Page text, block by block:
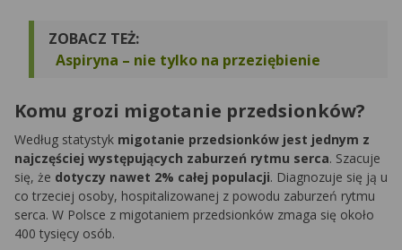
ZOBACZ TEŻ:
Aspiryna – nie tylko na przeziębienie
Komu grozi migotanie przedsionków?
Według statystyk migotanie przedsionków jest jednym z
najczęściej występujących zaburzeń rytmu serca. Szacuje
się, że dotyczy nawet 2% całej populacji. Diagnozuje się ją u
co trzeciej osoby, hospitalizowanej z powodu zaburzeń rytmu
serca. W Polsce z migotaniem przedsionków zmaga się około
400 tysięcy osób.